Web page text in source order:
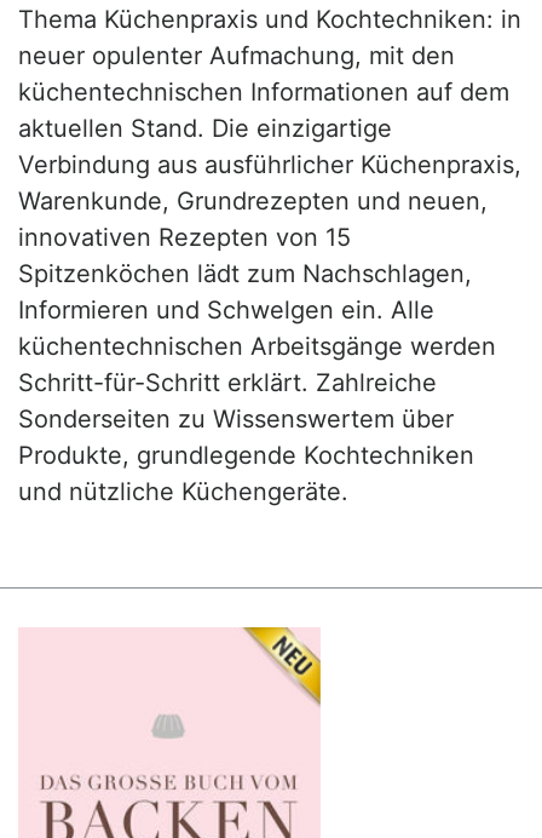
Thema Küchenpraxis und Kochtechniken: in
neuer opulenter Aufmachung, mit den
küchentechnischen Informationen auf dem
aktuellen Stand. Die einzigartige
Verbindung aus ausführlicher Küchenpraxis,
Warenkunde, Grundrezepten und neuen,
innovativen Rezepten von 15
Spitzenköchen lädt zum Nachschlagen,
Informieren und Schwelgen ein. Alle
küchentechnischen Arbeitsgänge werden
Schritt-für-Schritt erklärt. Zahlreiche
Sonderseiten zu Wissenswertem über
Produkte, grundlegende Kochtechniken
und nützliche Küchengeräte.